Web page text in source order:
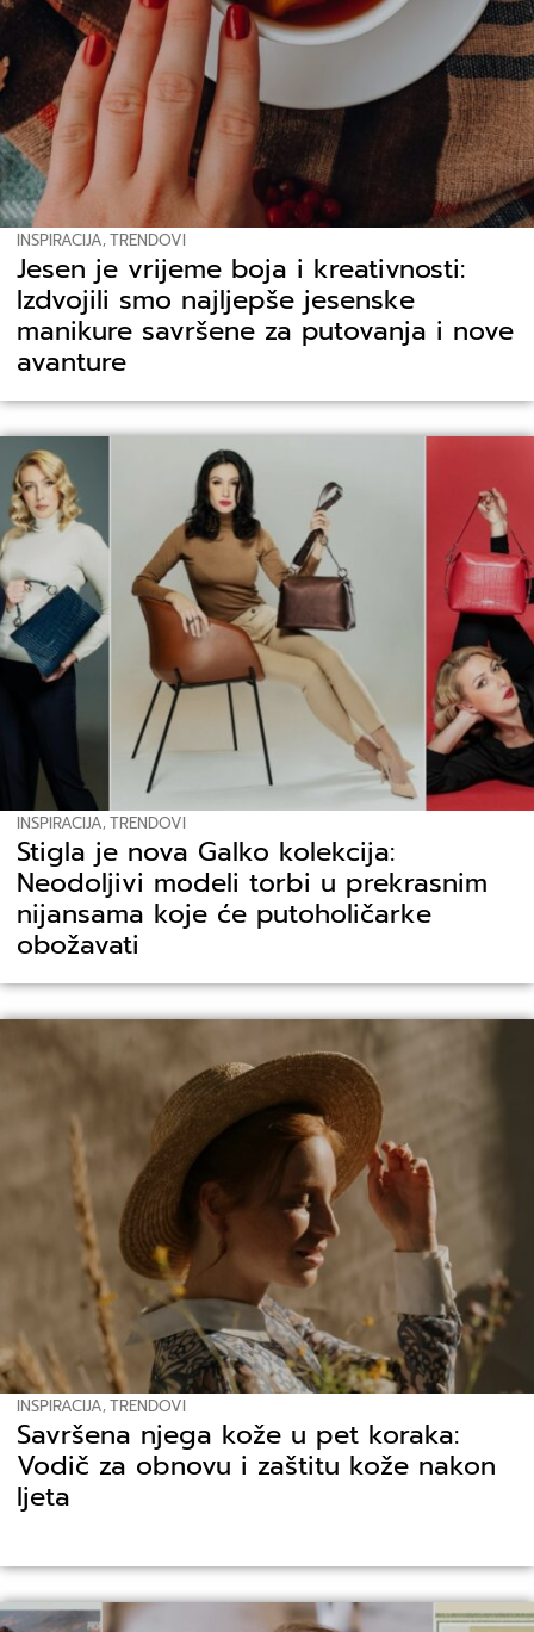
INSPIRACIJA,TRENDOVI
Jesen je vrijeme boja i kreativnosti:
Izdvojili smo najljepše jesenske
manikure savršene za putovanja i nove
avanture
INSPIRACIJA,TRENDOVI
Stigla je nova Galko kolekcija:
Neodoljivi modeli torbi u prekrasnim
nijansama koje će putoholičarke
obožavati
INSPIRACIJA,TRENDOVI
Savršena njega kože u pet koraka:
Vodič za obnovu i zaštitu kože nakon
ljeta